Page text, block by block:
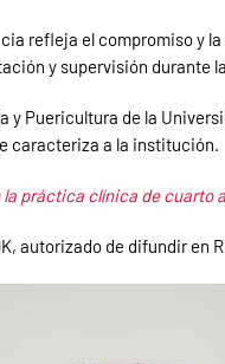
refleja el compromiso y
y supervisión durante
y Puericultura de la
caracteriza a la institución.
práctica clínica de cuarto
autorizado de difundir en